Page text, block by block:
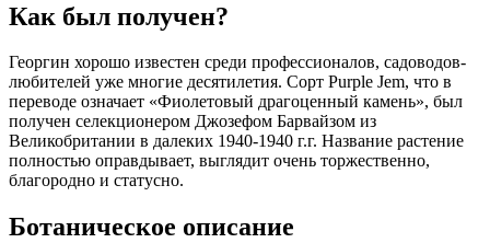
Как был получен?
Георгин хорошо известен среди профессионалов, садоводов-
любителей уже многие десятилетия. Сорт Purple Jem, что в
переводе означает «Фиолетовый драгоценный камень», был
получен селекционером Джозефом Барвайзом из
Великобритании в далеких 1940-1940 г.г. Название растение
полностью оправдывает, выглядит очень торжественно,
благородно и статусно.
Ботаническое описание